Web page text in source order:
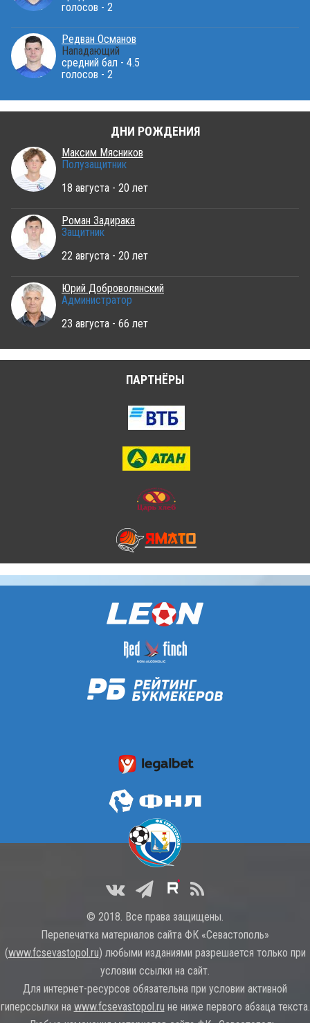
голосов - 2
Редван Османов
Нападающий
средний бал - 4.5
голосов - 2
ДНИ РОЖДЕНИЯ
Максим Мясников
Полузащитник
18 августа - 20 лет
Роман Задирака
Защитник
22 августа - 20 лет
Юрий Доброволянский
Администратор
23 августа - 66 лет
ПАРТНЁРЫ
© 2018. Все права защищены.
Перепечатка материалов сайта ФК «Севастополь»
(www.fcsevastopol.ru) любыми изданиями разрешается только при
условии ссылки на сайт.
Для интернет-ресурсов обязательна при условии активной
гиперссылки на www.fcsevastopol.ru не ниже первого абзаца текста.